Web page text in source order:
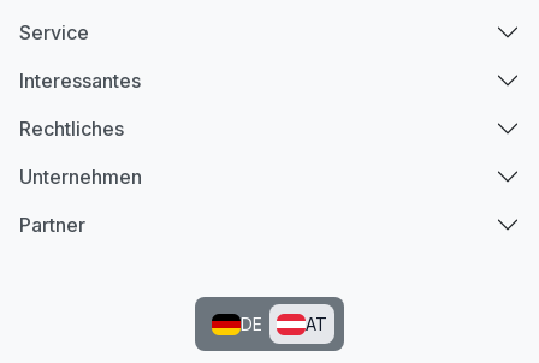
Service
Interessantes
Rechtliches
Unternehmen
Partner
DE AT